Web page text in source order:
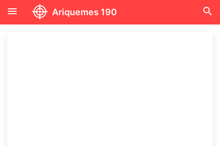
menu Ariquemes 190 search